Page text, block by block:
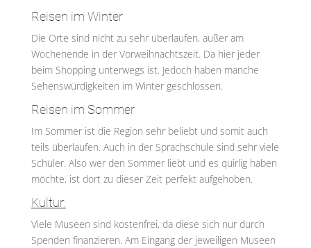
Reisen im Winter
Die Orte sind nicht zu sehr überlaufen, außer am
Wochenende in der Vorweihnachtszeit. Da hier jeder
beim Shopping unterwegs ist. Jedoch haben manche
Sehenswürdigkeiten im Winter geschlossen.
Reisen im Sommer
Im Sommer ist die Region sehr beliebt und somit auch
teils überlaufen. Auch in der Sprachschule sind sehr viele
Schüler. Also wer den Sommer liebt und es quirlig haben
möchte, ist dort zu dieser Zeit perfekt aufgehoben.
Kultur:
Viele Museen sind kostenfrei, da diese sich nur durch
Spenden finanzieren. Am Eingang der jeweiligen Museen